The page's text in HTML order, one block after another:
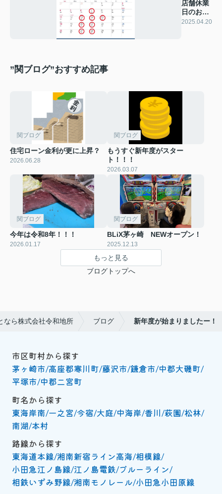
店舗休業
日のお知
らせ
2025.04.20
”関ブログ”おすすめ記事
関ブログ
住宅ローン金利が更に上昇？
2026.06.28
関ブログ
もうすぐ新年度がスター
ト！！！
2026.03.07
関ブログ
今年は令和8年！！！
2026.01.17
関ブログ
BLiX茅ヶ崎 NEWオープン！
2025.12.13
もっと見る
ブログトップへ
なら株式会社令和地所 ブログ 新年度が始まりましたー！
市区町村から探す
茅ヶ崎市 高座郡寒川町 藤沢市 鎌倉市 中郡大磯町
平塚市 中郡二宮町
町名から探す
東海岸南 一之宮 今宿 大庭 中海岸 香川 萩園 松林
南湖 本村
路線から探す
東海道本線 湘南新宿ライン高海 相模線
小田急江ノ島線 江ノ島電鉄 ブルーライン
相鉄いずみ野線 湘南モノレール 小田急小田原線